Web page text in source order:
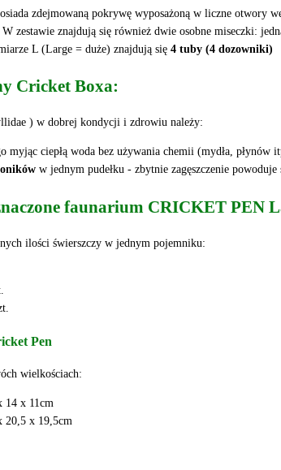
zdejmowaną pokrywę wyposażoną w liczne otwory
zestawie znajdują się również dwie osobne miseczki:
L (Large = duże) znajdują się 4 tuby (4 dozowniki)
Cricket Boxa:
) w dobrej kondycji i zdrowiu należy:
myjąc ciepłą woda bez używania chemii (mydła, płynów
w jednym pudełku - zbytnie zagęszczenie
faunarium CRICKET PEN
ilości świerszczy w jednym pojemniku:
Pen
wielkościach:
14 x 11cm
20,5 x 19,5cm